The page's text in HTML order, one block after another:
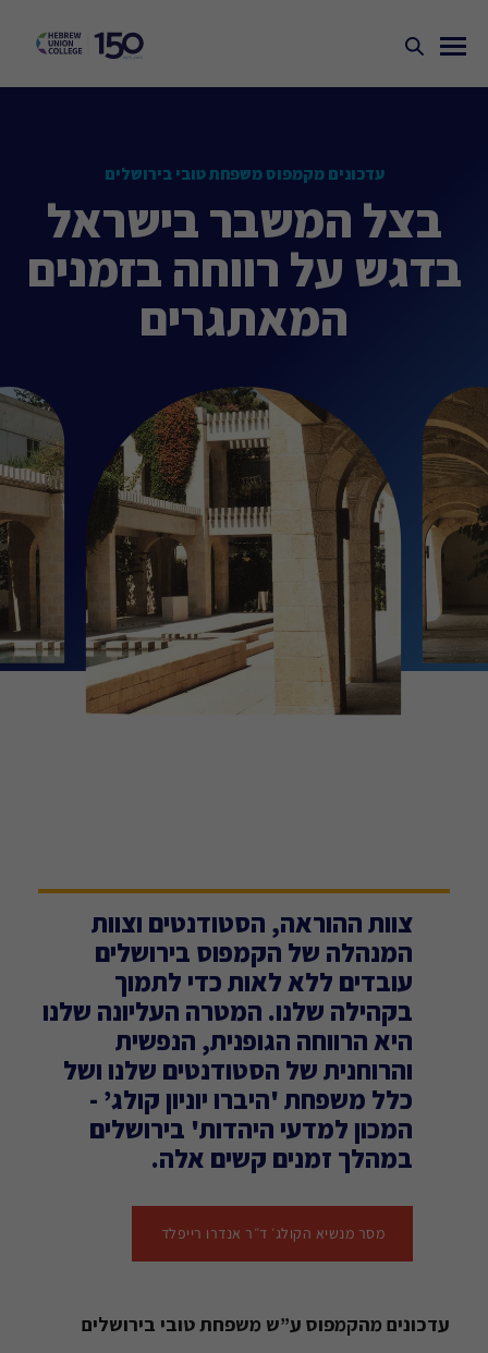
עדכונים מקמפוס משפחת טובי בירושלים
בצל המשבר בישראל
בדגש על רווחה בזמנים
המאתגרים
צוות ההוראה, הסטודנטים וצוות
המנהלה של הקמפוס בירושלים
עובדים ללא לאות כדי לתמוך
בקהילה שלנו. המטרה העליונה שלנו
היא הרווחה הגופנית, הנפשית
והרוחנית של הסטודנטים שלנו ושל
כלל משפחת 'היברו יוניון קולג’ -
המכון למדעי היהדות' בירושלים
במהלך זמנים קשים אלה.
מסר מנשיא הקולג׳ ד״ר אנדרו רייפלד
עדכונים מהקמפוס ע”ש משפחת טובי בירושלים